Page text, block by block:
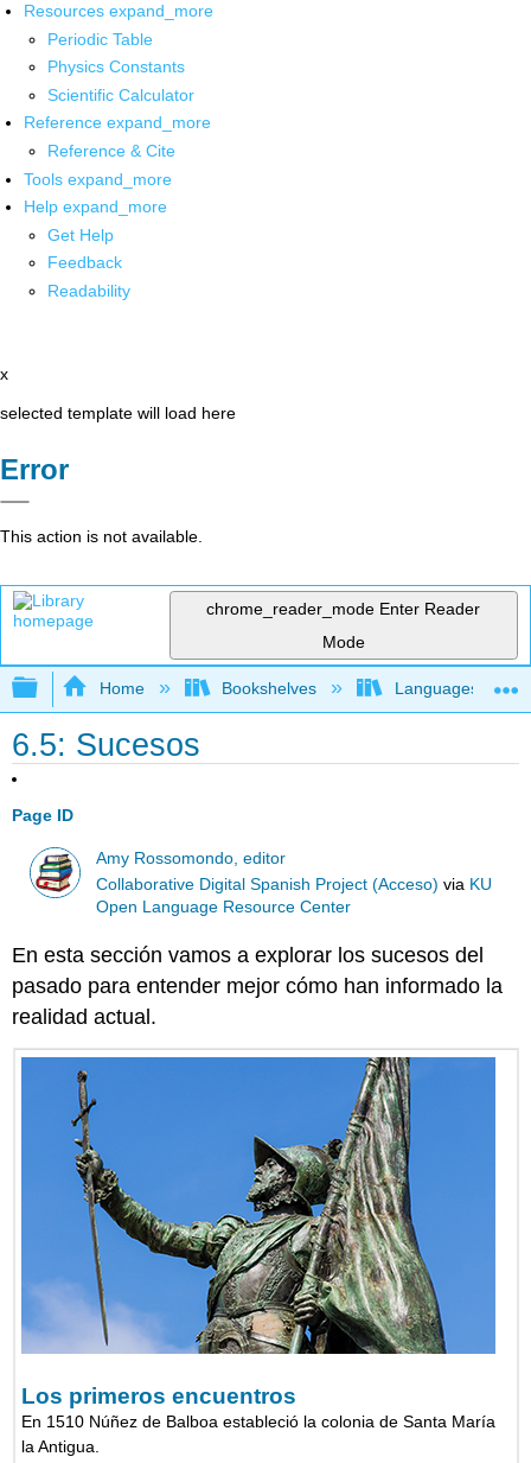
Resources expand_more
Periodic Table
Physics Constants
Scientific Calculator
Reference expand_more
Reference & Cite
Tools expand_more
Help expand_more
Get Help
Feedback
Readability
x
selected template will load here
Error
This action is not available.
chrome_reader_mode Enter Reader
Mode
Expand/collapse global hierarchy
Home Bookshelves Languages
6.5: Sucesos
Page ID
Amy Rossomondo, editor
Collaborative Digital Spanish Project (Acceso) via KU
Open Language Resource Center
En esta sección vamos a explorar los sucesos del
pasado para entender mejor cómo han informado la
realidad actual.
Los primeros encuentros
En 1510 Núñez de Balboa estableció la colonia de Santa María
la Antigua.